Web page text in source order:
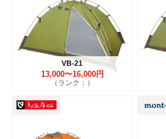
VB-21
13,000〜16,000円
（ランク：）